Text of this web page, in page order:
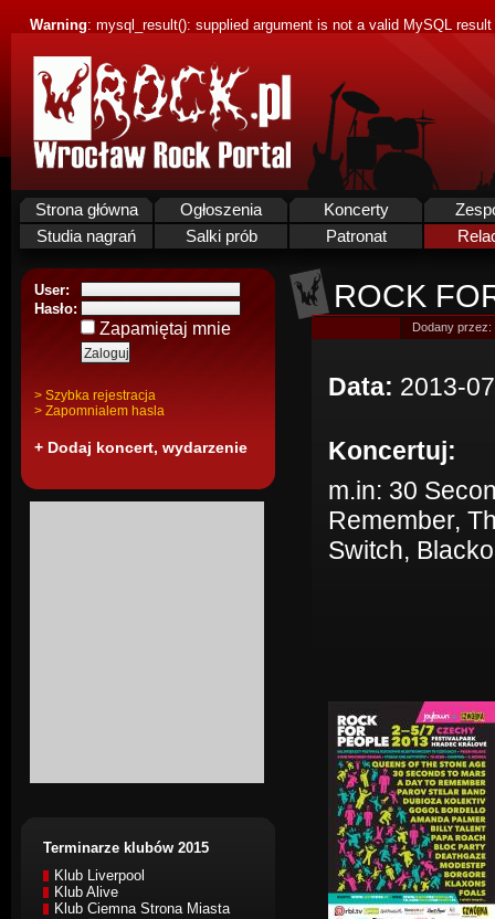
Warning: mysql_result(): supplied argument is not a valid MySQL
Strona główna Ogłoszenia Koncerty
Studia nagrań
Salki prób Patronat
User:
Hasło:
Zapamiętaj mnie
> Szybka rejestracja
> Zapomnialem hasla
+ Dodaj koncert, wydarzenie
Terminarze klubów 2015
Klub Liverpool
Klub Alive
Klub Ciemna Strona Miasta
ROCK
Dodany przez:
Data: 2013-
Koncertuj:
m.in: 30
Remember,
Switch,